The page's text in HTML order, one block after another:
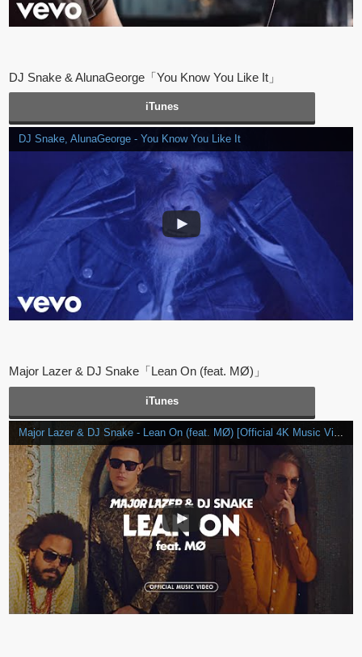
DJ Snake & AlunaGeorge「You Know You Like It」
iTunes
DJ Snake, AlunaGeorge - You Know You Like It
Major Lazer & DJ Snake「Lean On (feat. MØ)」
iTunes
Major Lazer & DJ Snake - Lean On (feat. MØ) [Official 4K Music Video]